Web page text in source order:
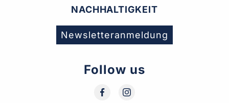
NACHHALTIGKEIT
Newsletteranmeldung
Follow us